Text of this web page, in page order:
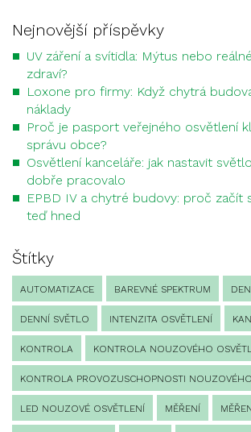
Nejnovější příspěvky
UV záření a svítidla: Mýtus nebo
zdraví?
Loxone pro firmy: Když chytrá
náklady
Proč je pasport veřejného osvětlení
správu obce?
Osvětlení kanceláře: jak nastavit
dobře pracovalo
EPBD IV a chytré budovy: proč začít
teď hned
Štítky
AUTOMATIZACE BAREVNÉ SPEKTRUM
DENNÍ SVĚTLO INTENZITA OSVĚTLENÍ
KONTROLA KONTROLA NOUZOVÉHO
KONTROLA PROVOZUSCHOPNOSTI
LED NOUZOVÉ OSVĚTLENÍ MĚŘENÍ